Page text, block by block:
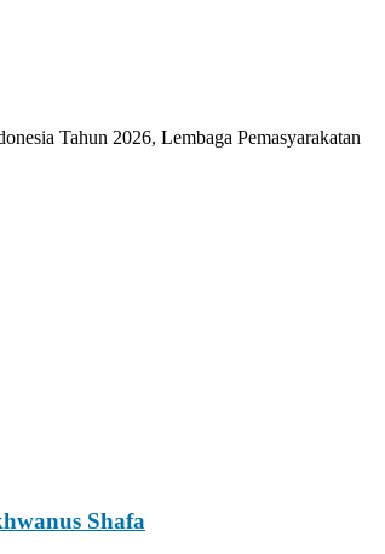
Tahun 2026, Lembaga Pemasyarakatan
Shafa